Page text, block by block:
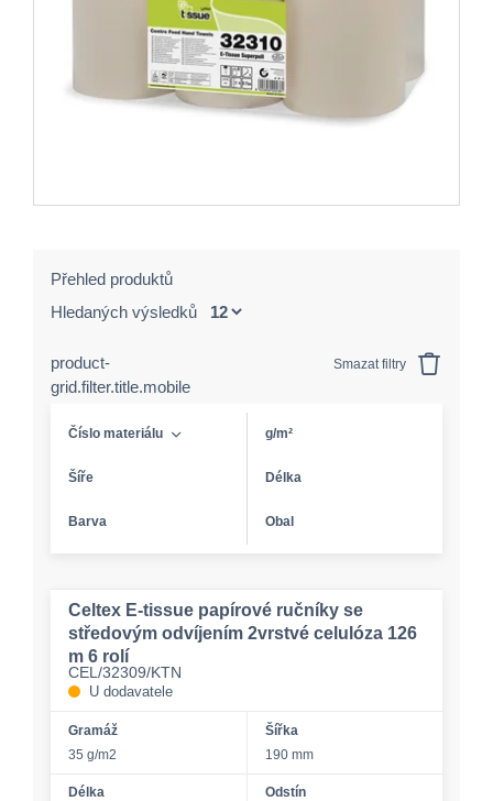
Přehled produktů
Hledaných výsledků
product-
grid.filter.title.mobile
Smazat filtry
Číslo materiálu g/m²
Šíře Délka
Barva Obal
Celtex E-tissue papírové ručníky se
středovým odvíjením 2vrstvé celulóza 126
m 6 rolí
CEL/32309/KTN
U dodavatele
Gramáž
35 g/m2
Šířka
190 mm
Délka
Odstín